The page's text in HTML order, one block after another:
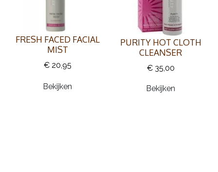
FRESH FACED FACIAL
MIST
€ 20,95
Bekijken
PURITY HOT CLOTH
CLEANSER
€ 35,00
Bekijken